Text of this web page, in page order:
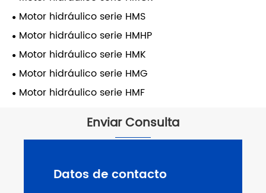
Motor hidráulico serie HMS
Motor hidráulico serie HMHP
Motor hidráulico serie HMK
Motor hidráulico serie HMG
Motor hidráulico serie HMF
Enviar Consulta
Datos de contacto